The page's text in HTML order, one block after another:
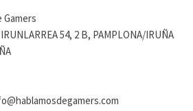
Gamers
54, 2 B, PAMPLONA/IRUÑA